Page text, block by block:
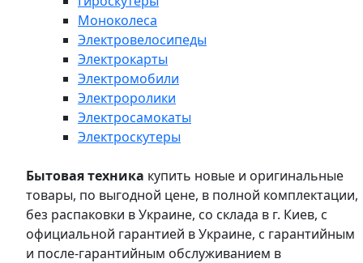
Моноколеса
Электровелосипеды
Электрокарты
Электромобили
Электроролики
Электросамокаты
Электроскутеры
Бытовая техника купить новые и оригинальные
товары, по выгодной цене, в полной комплектации,
без распаковки в Украине, со склада в г. Киев, с
официальной гарантией в Украине, с гарантийным
и после-гарантийным обслуживанием в